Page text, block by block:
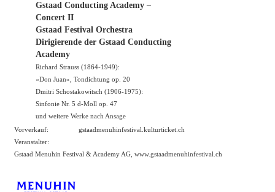
Gstaad Conducting Academy –
Concert II
Gstaad Festival Orchestra
Dirigierende der Gstaad Conducting
Academy
Richard Strauss (1864-1949):
«Don Juan», Tondichtung op. 20
Dmitri Schostakowitsch (1906-1975):
Sinfonie Nr. 5 d-Moll op. 47
und weitere Werke nach Ansage
Vorverkauf:
gstaadmenuhinfestival.kulturticket.ch
Veranstalter:
Gstaad Menuhin Festival & Academy AG, www.gstaadmenuhinfestival.ch